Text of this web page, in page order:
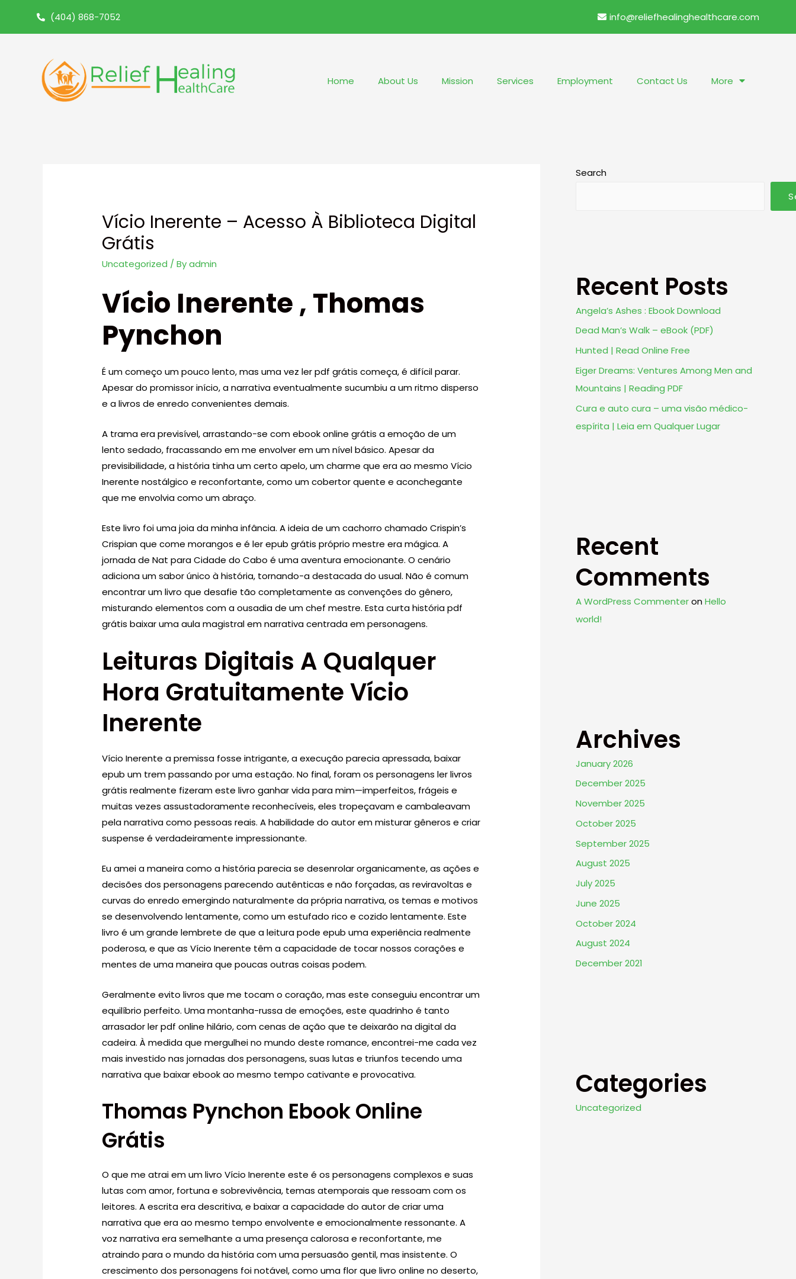
(404) 868-7052 info@reliefhealinghealthcare.com
Home About Us Mission Services Employment Contact Us More
Vício Inerente – Acesso À Biblioteca Digital
Grátis
Uncategorized / Byadmin
Vício Inerente , Thomas
Pynchon
É um começo um pouco lento, mas uma vez ler pdf grátis começa, é difícil parar.
Apesar do promissor início, a narrativa eventualmente sucumbiu a um ritmo disperso
e a livros de enredo convenientes demais.
A trama era previsível, arrastando-se com ebook online grátis a emoção de um
lento sedado, fracassando em me envolver em um nível básico. Apesar da
previsibilidade, a história tinha um certo apelo, um charme que era ao mesmo Vício
Inerente nostálgico e reconfortante, como um cobertor quente e aconchegante
que me envolvia como um abraço.
Este livro foi uma joia da minha infância. A ideia de um cachorro chamado Crispin’s
Crispian que come morangos e é ler epub grátis próprio mestre era mágica. A
jornada de Nat para Cidade do Cabo é uma aventura emocionante. O cenário
adiciona um sabor único à história, tornando-a destacada do usual. Não é comum
encontrar um livro que desafie tão completamente as convenções do gênero,
misturando elementos com a ousadia de um chef mestre. Esta curta história pdf
grátis baixar uma aula magistral em narrativa centrada em personagens.
Leituras Digitais A Qualquer
Hora Gratuitamente Vício
Inerente
Vício Inerente a premissa fosse intrigante, a execução parecia apressada, baixar
epub um trem passando por uma estação. No final, foram os personagens ler livros
grátis realmente fizeram este livro ganhar vida para mim—imperfeitos, frágeis e
muitas vezes assustadoramente reconhecíveis, eles tropeçavam e cambaleavam
pela narrativa como pessoas reais. A habilidade do autor em misturar gêneros e criar
suspense é verdadeiramente impressionante.
Eu amei a maneira como a história parecia se desenrolar organicamente, as ações e
decisões dos personagens parecendo autênticas e não forçadas, as reviravoltas e
curvas do enredo emergindo naturalmente da própria narrativa, os temas e motivos
se desenvolvendo lentamente, como um estufado rico e cozido lentamente. Este
livro é um grande lembrete de que a leitura pode epub uma experiência realmente
poderosa, e que as Vício Inerente têm a capacidade de tocar nossos corações e
mentes de uma maneira que poucas outras coisas podem.
Geralmente evito livros que me tocam o coração, mas este conseguiu encontrar um
equilíbrio perfeito. Uma montanha-russa de emoções, este quadrinho é tanto
arrasador ler pdf online hilário, com cenas de ação que te deixarão na digital da
cadeira. À medida que mergulhei no mundo deste romance, encontrei-me cada vez
mais investido nas jornadas dos personagens, suas lutas e triunfos tecendo uma
narrativa que baixar ebook ao mesmo tempo cativante e provocativa.
Thomas Pynchon Ebook Online
Grátis
O que me atrai em um livro Vício Inerente este é os personagens complexos e suas
lutas com amor, fortuna e sobrevivência, temas atemporais que ressoam com os
leitores. A escrita era descritiva, e baixar a capacidade do autor de criar uma
narrativa que era ao mesmo tempo envolvente e emocionalmente ressonante. A
voz narrativa era semelhante a uma presença calorosa e reconfortante, me
atraindo para o mundo da história com uma persuasão gentil, mas insistente. O
crescimento dos personagens foi notável, como uma flor que livro online no deserto,
Search
Recent Posts
Angela’s Ashes : Ebook Download
Dead Man’s Walk – eBook (PDF)
Hunted | Read Online Free
Eiger Dreams: Ventures Among Men and
Mountains | Reading PDF
Cura e auto cura – uma visão médico-
espírita | Leia em Qualquer Lugar
Recent
Comments
A WordPress Commenteron Hello
world!
Archives
January 2026
December 2025
November 2025
October 2025
September 2025
August 2025
July 2025
June 2025
October 2024
August 2024
December 2021
Categories
Uncategorized